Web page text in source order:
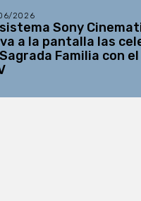
2026
Sony
a la pantalla las
Familia con